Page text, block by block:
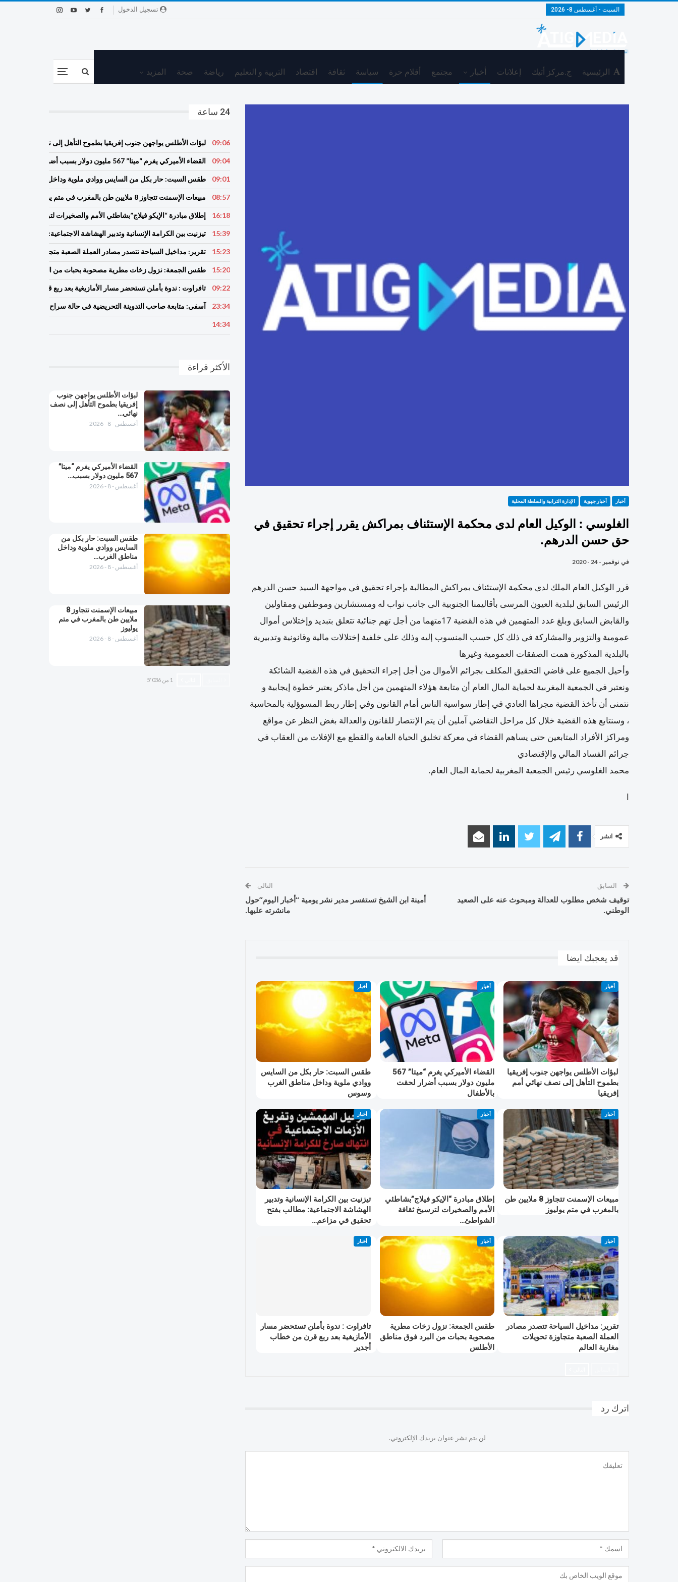
تسجيل الدخول السبت - أغسطس 8- 2026
الرئيسية ج.مركز أتيك إعلانات أخبار مجتمع أقلام حرة سياسة ثقافة اقتصاد التربية و التعليم رياضة صحة المزيد
أخبار أخبار جهوية الإدارة الترابية والسلطة المحلية
الغلوسي : الوكيل العام لدى محكمة الإستئناف بمراكش يقرر إجراء تحقيق في
حق حسن الدرهم.
في نوفمبر - 24 - 2020
قرر الوكيل العام الملك لدى محكمة الإستئناف بمراكش المطالبة بإجراء تحقيق في مواجهة السيد حسن الدرهم
الرئيس السابق لبلدية العيون المرسى بأقاليمنا الجنوبية الى جانب نواب له ومستشارين وموظفين ومقاولين
والقابض السابق وبلغ عدد المتهمين في هذه القضية 17متهما من أجل تهم جنائية تتعلق بتبديد وإختلاس أموال
عمومية والتزوير والمشاركة في ذلك كل حسب المنسوب إليه وذلك على خلفية إختلالات مالية وقانونية وتدبيرية
بالبلدية المذكورة همت الصفقات العمومية وغيرها
وأحيل الجميع على قاضي التحقيق المكلف بجرائم الأموال من أجل إجراء التحقيق في هذه القضية الشائكة
ونعتبر في الجمعية المغربية لحماية المال العام أن متابعة هؤلاء المتهمين من أجل ماذكر يعتبر خطوة إيجابية و
نتمنى أن تأخذ القضية مجراها العادي في إطار سواسية الناس أمام القانون وفي إطار ربط المسوؤلية بالمحاسبة
، وسنتابع هذه القضية خلال كل مراحل التقاضي آملين أن يتم الإنتصار للقانون والعدالة بغض النظر عن مواقع
ومراكز الأفراد المتابعين حتى يساهم القضاء في معركة تخليق الحياة العامة والقطع مع الإفلات من العقاب في
جرائم الفساد المالي والإقتصادي
محمد الغلوسي رئيس الجمعية المغربية لحماية المال العام.
ا
انشر
السابق
توقيف شخص مطلوب للعدالة ومبحوث عنه على الصعيد
الوطني.
التالي
أمينة ابن الشيخ تستفسر مدير نشر يومية “أخبار اليوم”حول
مانشرته عليها.
قد يعجبك ايضا
أخبار
لبؤات الأطلس يواجهن جنوب إفريقيا
بطموح التأهل إلى نصف نهائي أمم
إفريقيا
أخبار
القضاء الأميركي يغرم “ميتا” 567
مليون دولار بسبب أضرار لحقت
بالأطفال
أخبار
طقس السبت: حار بكل من السايس
ووادي ملوية وداخل مناطق الغرب
وسوس
أخبار
مبيعات الإسمنت تتجاوز 8 ملايين طن
بالمغرب في متم يوليوز
أخبار
إطلاق مبادرة “الإيكو فيلاج”بشاطئي
الأمم والصخيرات لترسيخ ثقافة
الشواطئ…
أخبار
تيزنيت بين الكرامة الإنسانية وتدبير
الهشاشة الاجتماعية: مطالب بفتح
تحقيق في مزاعم…
أخبار
تقرير: مداخيل السياحة تتصدر مصادر
العملة الصعبة متجاوزة تحويلات
مغاربة العالم
أخبار
طقس الجمعة: نزول زخات مطرية
مصحوبة بحبات من البرد فوق مناطق
الأطلس
أخبار
تافراوت : ندوة بأملن تستحضر مسار
الأمازيغية بعد ربع قرن من خطاب
أجدير
اترك رد
لن يتم نشر عنوان بريدك الإلكتروني.
24 ساعة
09:06 لبؤات الأطلس يواجهن جنوب إفريقيا بطموح التأهل إلى نصف نهائي أمم
09:04 القضاء الأميركي يغرم “ميتا” 567 مليون دولار بسبب أضرار لحقت بالأطفال
09:01 طقس السبت: حار بكل من السايس ووادي ملوية وداخل مناطق
08:57 مبيعات الإسمنت تتجاوز 8 ملايين طن بالمغرب في متم يوليوز
16:18 إطلاق مبادرة “الإيكو فيلاج”بشاطئي الأمم والصخيرات لترسيخ ثقافة
15:39 تيزنيت بين الكرامة الإنسانية وتدبير الهشاشة الاجتماعية: مطالب
15:23 تقرير: مداخيل السياحة تتصدر مصادر العملة الصعبة متجاوزة تحويلات
15:20 طقس الجمعة: نزول زخات مطرية مصحوبة بحبات من البرد فوق مناطق
09:22 تافراوت : ندوة بأملن تستحضر مسار الأمازيغية بعد ربع قرن من خطاب
23:34 آسفي: متابعة صاحب التدوينة التحريضية في حالة سراح
14:34
الأكثر قراءة
لبؤات الأطلس يواجهن جنوب
إفريقيا بطموح التأهل إلى نصف
نهائي…
أغسطس - 8 - 2026
القضاء الأميركي يغرم “ميتا”
567 مليون دولار بسبب…
أغسطس - 8 - 2026
طقس السبت: حار بكل من
السايس ووادي ملوية وداخل
مناطق الغرب…
أغسطس - 8 - 2026
مبيعات الإسمنت تتجاوز 8
ملايين طن بالمغرب في متم
يوليوز
أغسطس - 8 - 2026
1 من 5٬036